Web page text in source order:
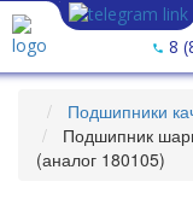
8
Подшипники
Подшипник
(аналог 180105)